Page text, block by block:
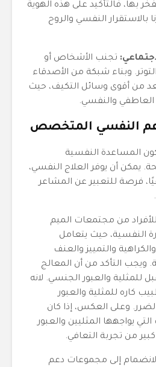
بها، فالتأكيد على هذه الهوية
النفسي والروح
تجنب الأشخاص أو
وبناء شبكة من الأصدقاء
من أقوى وسائل التكيف، حيث
والنفسي.
المساعدة النفسية
يمكن أن يوفر العلاج النفسي،
فرصة للتعبير عن المشاعر
من مجتمعات الميم
النفسية، حيث يتعامل
والتمييز والعنف
ويجب التأكد من أن المعالج
للمثلية والعبور الجنسي. لانه
كاره للمثلية والعبور
وعلى العكس، إذا كان
يواجهها المثليين والعبور
من تجربة التعافي.
إلى مجموعات دعم